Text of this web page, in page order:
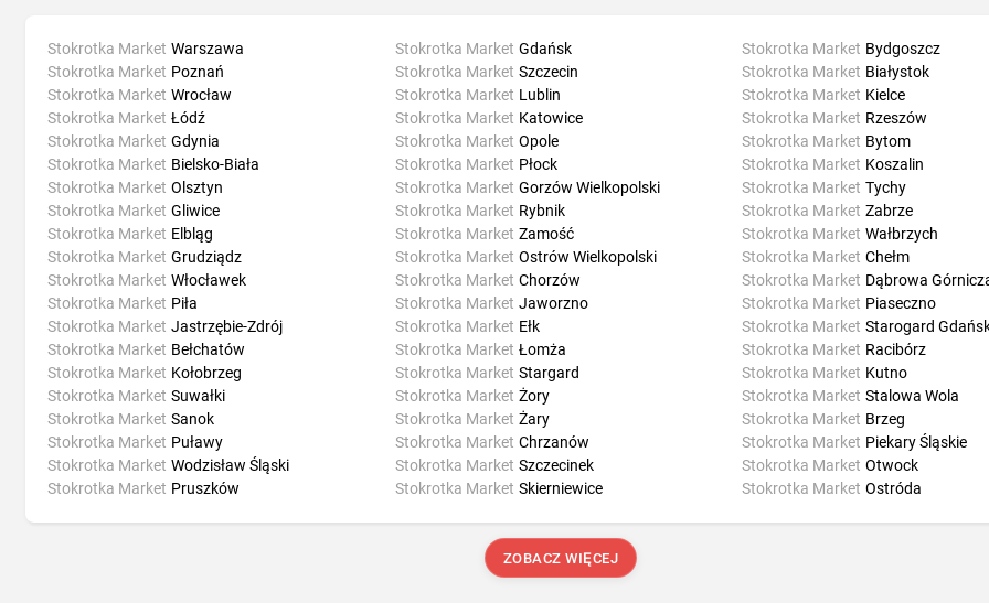
Stokrotka Market Warszawa
Stokrotka Market Poznań
Stokrotka Market Wrocław
Stokrotka Market Łódź
Stokrotka Market Gdańsk
Stokrotka Market Szczecin
Stokrotka Market Lublin
Stokrotka Market Katowice
Stokrotka Market Bydgoszcz
Stokrotka Market Białystok
Stokrotka Market Kielce
Stokrotka Market Rzeszów
Stokrotka Market Gdynia
Stokrotka Market Bielsko-Biała
Stokrotka Market Olsztyn
Stokrotka Market Gliwice
Stokrotka Market Opole
Stokrotka Market Płock
Stokrotka Market Gorzów Wielkopolski
Stokrotka Market Rybnik
Stokrotka Market Bytom
Stokrotka Market Koszalin
Stokrotka Market Tychy
Stokrotka Market Zabrze
Stokrotka Market Elbląg
Stokrotka Market Grudziądz
Stokrotka Market Włocławek
Stokrotka Market Piła
Stokrotka Market Zamość
Stokrotka Market Ostrów Wielkopolski
Stokrotka Market Chorzów
Stokrotka Market Jaworzno
Stokrotka Market Wałbrzych
Stokrotka Market Chełm
Stokrotka Market Dąbrowa
Stokrotka Market Piaseczno
Stokrotka Market Jastrzębie-Zdrój
Stokrotka Market Bełchatów
Stokrotka Market Kołobrzeg
Stokrotka Market Suwałki
Stokrotka Market Ełk
Stokrotka Market Łomża
Stokrotka Market Stargard
Stokrotka Market Żory
Stokrotka Market Starogard
Stokrotka Market Racibórz
Stokrotka Market Kutno
Stokrotka Market Stalowa Wola
Stokrotka Market Sanok
Stokrotka Market Puławy
Stokrotka Market Wodzisław Śląski
Stokrotka Market Pruszków
Stokrotka Market Żary
Stokrotka Market Chrzanów
Stokrotka Market Szczecinek
Stokrotka Market Skierniewice
Stokrotka Market Brzeg
Stokrotka Market Piekary Śląskie
Stokrotka Market Otwock
Stokrotka Market Ostróda
ZOBACZ WIĘCEJ